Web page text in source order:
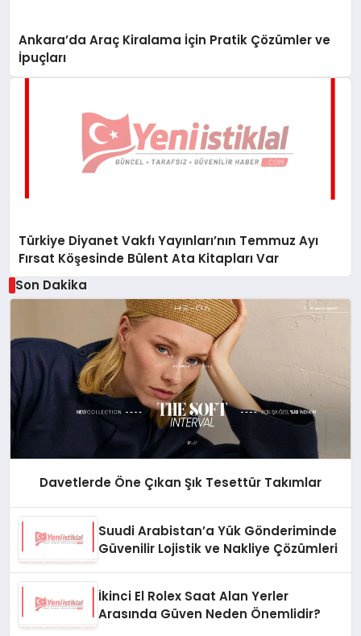
Ankara’da Araç Kiralama İçin Pratik Çözümler ve
İpuçları
Türkiye Diyanet Vakfı Yayınları’nın Temmuz Ayı
Fırsat Köşesinde Bülent Ata Kitapları Var
Son Dakika
Davetlerde Öne Çıkan Şık Tesettür Takımlar
Suudi Arabistan’a Yük Gönderiminde
Güvenilir Lojistik ve Nakliye Çözümleri
İkinci El Rolex Saat Alan Yerler
Arasında Güven Neden Önemlidir?